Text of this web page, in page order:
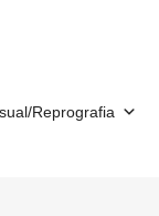
Reprografia